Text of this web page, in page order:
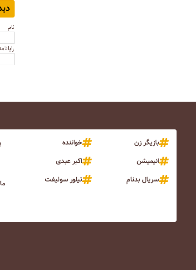
نام
بازیگر زن
خواننده
انیمیشن
اکبر عبدی
سریال بدنام
تیلور سوئیفت